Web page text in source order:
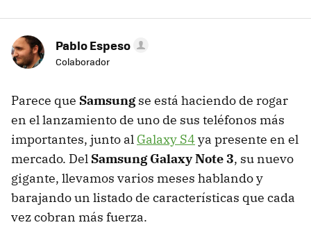
Pablo Espeso
Colaborador
Parece que Samsungse está haciendo de rogar
en el lanzamiento de uno de sus teléfonos más
importantes, junto al Galaxy S4 ya presente en el
mercado. Del Samsung Galaxy Note 3, su nuevo
gigante, llevamos varios meses hablando y
barajando un listado de características que cada
vez cobran más fuerza.